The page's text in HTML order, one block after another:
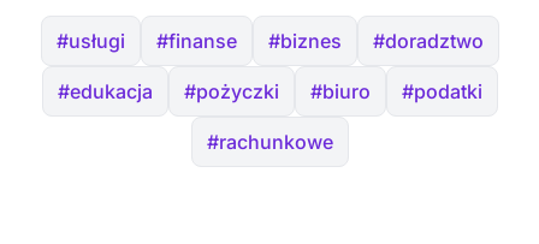
#usługi #finanse #biznes #doradztwo
#edukacja #pożyczki #biuro #podatki
#rachunkowe